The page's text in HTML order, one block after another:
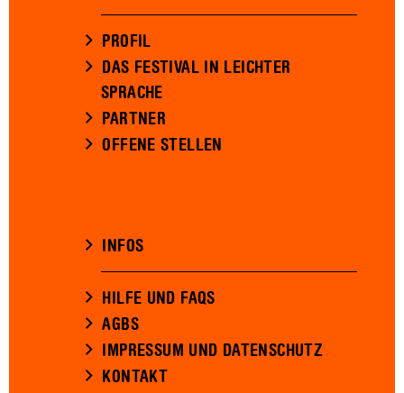
PROFIL
DAS FESTIVAL IN LEICHTER
SPRACHE
PARTNER
OFFENE STELLEN
INFOS
HILFE UND FAQS
AGBS
IMPRESSUM UND DATENSCHUTZ
KONTAKT